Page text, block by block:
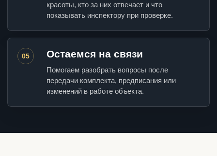
красоты, кто за них отвечает и что
показывать инспектору при проверке.
05 Остаемся на связи
Помогаем разобрать вопросы после
передачи комплекта, предписания или
изменений в работе объекта.